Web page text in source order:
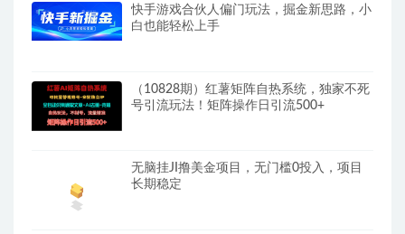
快手游戏合伙人偏门玩法，掘金新思路，小
白也能轻松上手
（10828期）红薯矩阵自热系统，独家不死
号引流玩法！矩阵操作日引流500+
无脑挂JI撸美金项目，无门槛0投入，项目
长期稳定